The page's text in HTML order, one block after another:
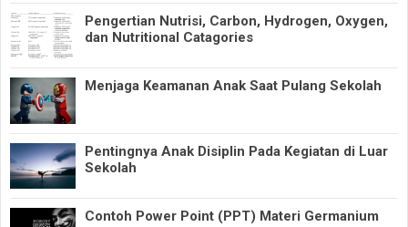
Pengertian Nutrisi, Carbon, Hydrogen, Oxygen,
dan Nutritional Catagories
Menjaga Keamanan Anak Saat Pulang Sekolah
Pentingnya Anak Disiplin Pada Kegiatan di Luar
Sekolah
Contoh Power Point (PPT) Materi Germanium